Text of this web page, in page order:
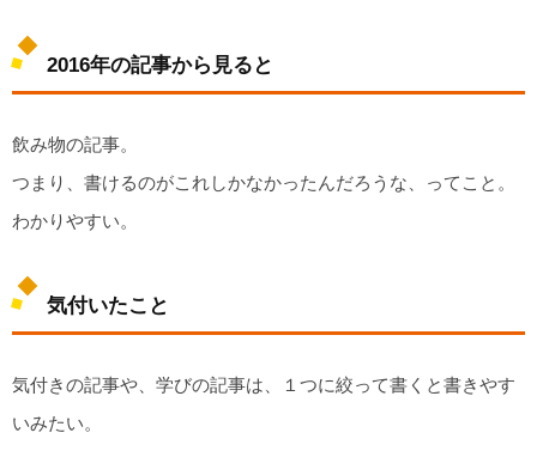
2016年の記事から見ると
飲み物の記事。
つまり、書けるのがこれしかなかったんだろうな、ってこと。
わかりやすい。
気付いたこと
気付きの記事や、学びの記事は、１つに絞って書くと書きやす
いみたい。